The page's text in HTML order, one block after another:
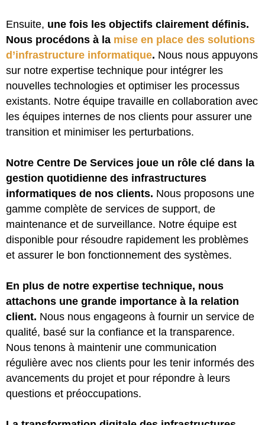
Ensuite, une fois les objectifs clairement définis.
Nous procédons à la mise en place des solutions
d’infrastructure informatique. Nous nous appuyons
sur notre expertise technique pour intégrer les
nouvelles technologies et optimiser les processus
existants. Notre équipe travaille en collaboration avec
les équipes internes de nos clients pour assurer une
transition et minimiser les perturbations.
Notre Centre De Services joue un rôle clé dans la
gestion quotidienne des infrastructures
informatiques de nos clients. Nous proposons une
gamme complète de services de support, de
maintenance et de surveillance. Notre équipe est
disponible pour résoudre rapidement les problèmes
et assurer le bon fonctionnement des systèmes.
En plus de notre expertise technique, nous
attachons une grande importance à la relation
client. Nous nous engageons à fournir un service de
qualité, basé sur la confiance et la transparence.
Nous tenons à maintenir une communication
régulière avec nos clients pour les tenir informés des
avancements du projet et pour répondre à leurs
questions et préoccupations.